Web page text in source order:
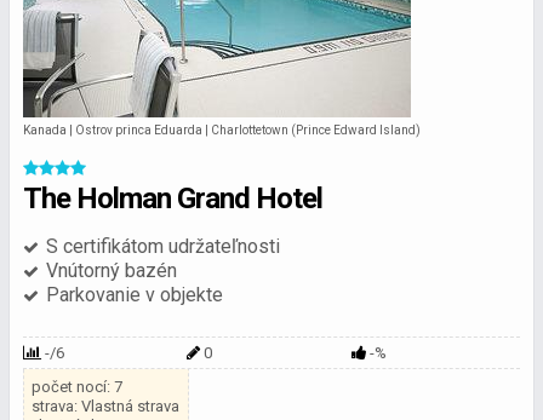
Kanada | Ostrov princa Eduarda | Charlottetown (Prince Edward Island)
The Holman Grand Hotel
S certifikátom udržateľnosti
Vnútorný bazén
Parkovanie v objekte
-/6 0
-%
počet nocí: 7
strava: Vlastná strava